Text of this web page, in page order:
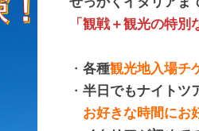
「観戦＋観光の特別
・ 各種観光地入場チ
・ 半日でもナイトツ
お好きな時間にお